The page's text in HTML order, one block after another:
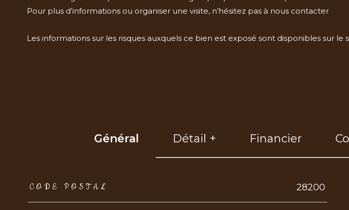
Pour plus d’informations ou organiser une visite, n’hésitez pas à nous contacter
Les informations sur les risques auxquels ce bien est exposé sont disponibles sur le
Général Détail + Financier
TRAD_ZEPHYR_Caracteristique
CODE POSTAL 28200